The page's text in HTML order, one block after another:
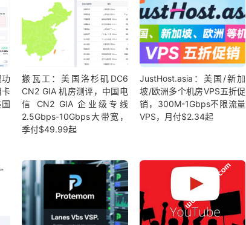
功
搬瓦工：美国洛杉矶DC6
CN2 GIA 机房测评，中国电
信 CN2 GIA 企业级专线
2.5Gbps-10Gbps大带宽，
季付$49.99起
JustHost.asia：美国/新加
坡/欧洲多个机房VPS五折促
销，300M-1Gbps不限流量
VPS，月付$2.34起